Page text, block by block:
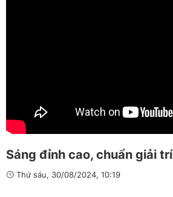
Sáng đỉnh cao, chuẩn giải trí
Thứ sáu, 30/08/2024, 10:19